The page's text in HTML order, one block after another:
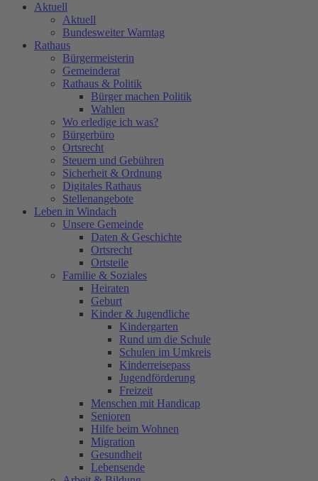
Aktuell
Aktuell
Bundesweiter Warntag
Rathaus
Bürgermeisterin
Gemeinderat
Rathaus & Politik
Bürger machen Politik
Wahlen
Wo erledige ich was?
Bürgerbüro
Ortsrecht
Steuern und Gebühren
Sicherheit & Ordnung
Digitales Rathaus
Stellenangebote
Leben in Windach
Unsere Gemeinde
Daten & Geschichte
Ortsrecht
Ortsteile
Familie & Soziales
Heiraten
Geburt
Kinder & Jugendliche
Kindergarten
Rund um die Schule
Schulen im Umkreis
Kinderreisepass
Jugendförderung
Freizeit
Menschen mit Handicap
Senioren
Hilfe beim Wohnen
Migration
Gesundheit
Lebensende